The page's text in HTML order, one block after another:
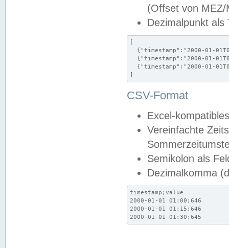
(Offset von MEZ/
Dezimalpunkt als
[
{"timestamp":"2000-01-
{"timestamp":"2000-01-
{"timestamp":"2000-01-
]
CSV-Format
Excel-
Vereinfachte
Semikolon als
Dezimalkomma
timestamp;value
2000-01-01 01:00;646
2000-01-01 01:15;646
2000-01-01 01:30;645